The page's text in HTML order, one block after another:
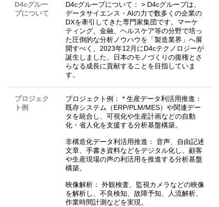
D4cグルー
プについて
D4cグループについて： > D4cグループは、
データサイエンス・AIの力で数多くの企業の
DXを牽引してきた専門家集団です。マーケ
ティング、金融、ヘルスケア等の分野で培っ
た圧倒的な分析ノウハウを「製造業界」へ展
開すべく、2023年12月にD4cテクノロジーが
誕生しました。日本のモノづくりの復権とさ
らなる成長に貢献することを目指していま
す。
プロジェク
ト例
プロジェクト例： * 生産データ利活用推進：
既存システム（ERP/PLM/MES）や関連デー
タを統合し、可視化や生産計画などの自動
化・省人化を支援する分析基盤構築。
非構造化データ利活用推進： 音声、自由記述
文章、手書き資料などをデジタル化し、顧客
や生産現場の声の利活用を推進する分析基盤
構築。
映像解析： 外観検査、監視カメラなどの映像
を解析し、不良検知、故障予知、人流解析、
作業時間計測などを実現。